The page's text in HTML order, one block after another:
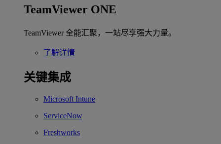
TeamViewer ONE
TeamViewer 全能汇聚，一站尽享强大力量。
了解详情
关键集成
Microsoft Intune
ServiceNow
Freshworks